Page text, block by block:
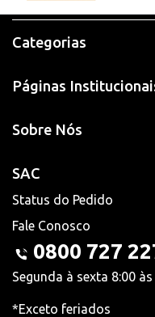
Categorias
Páginas
Sobre Nós
SAC
Status do Pedido
Fale Conosco
0800 727
Segunda à sexta 8:00
*Exceto feriados